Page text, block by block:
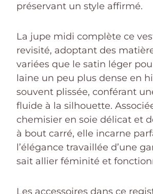
préservant un style affirmé.
La jupe midi complète ce
revisité, adoptant des
variées que le satin léger
laine un peu plus dense en
souvent plissée, conférant
fluide à la silhouette.
chemisier en soie délicat et
à bout carré, elle incarne
l’élégance travaillée d’une
sait allier féminité et
Les accessoires dans ce